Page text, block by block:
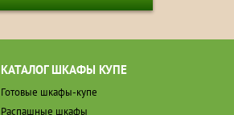
КАТАЛОГ ШКАФЫ КУПЕ
Готовые шкафы-купе
Распашные шкафы